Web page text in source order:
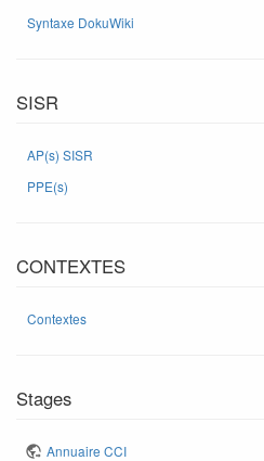
Syntaxe DokuWiki
SISR
AP(s) SISR
PPE(s)
CONTEXTES
Contextes
Stages
Annuaire CCI